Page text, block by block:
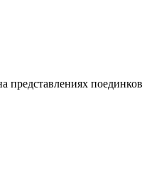
представлениях